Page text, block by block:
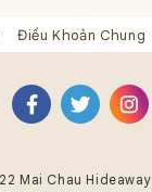
Điều Khoản Chung
Mai Chau Hideaway